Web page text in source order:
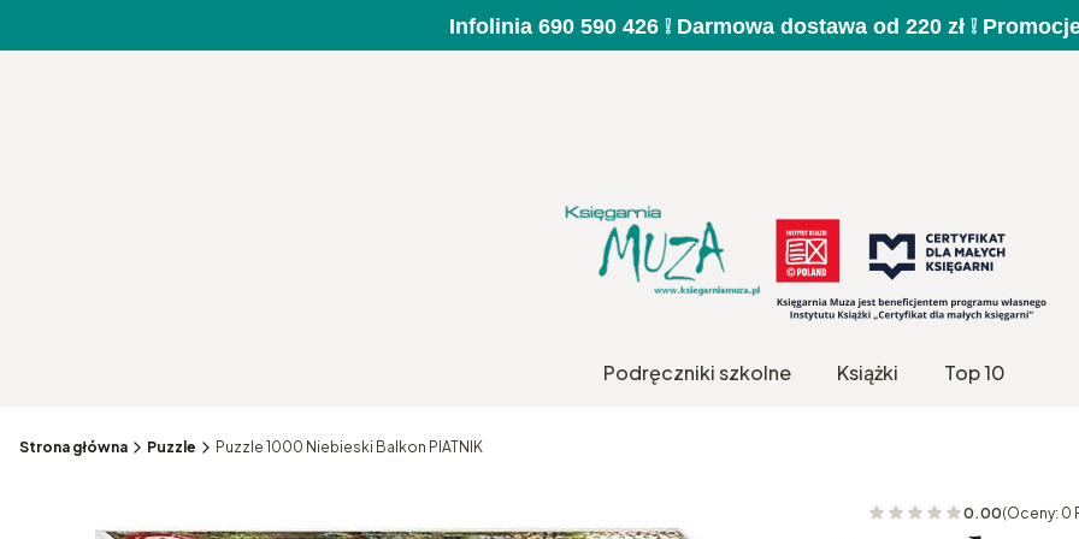
Infolinia 690 590 426 ❕ Darmowa dostawa od 220 zł ❕
Podręczniki szkolne Książki Top 10
Strona główna Puzzle Puzzle 1000 Niebieski Balkon PIATNIK
0.00(Oceny: 0